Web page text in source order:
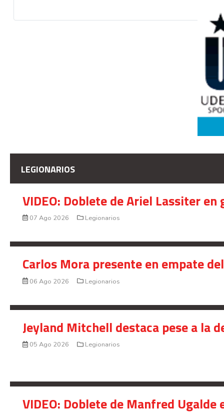
LEGIONARIOS
VIDEO: Doblete de Ariel Lassiter
07 Ago 2026 Legionarios
Carlos Mora presente en empate
06 Ago 2026 Legionarios
Jeyland Mitchell destaca pese a la
05 Ago 2026 Legionarios
VIDEO: Doblete de Manfred